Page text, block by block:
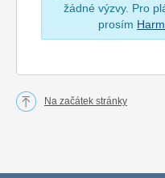
žádné výzvy. Pro
prosím
Na začátek stránky